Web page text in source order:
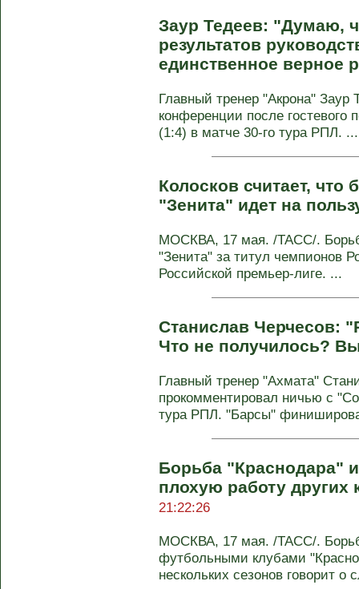
Заур Тедеев: "Думаю,
результатов
единственное верное
Главный тренер "Акрона" Заур
конференции после гостевого
(1:4) в матче 30-го тура РПЛ. ...
Колосков считает,
"Зенита" идет на
МОСКВА, 17 мая. /ТАСС/.
"Зенита" за титул чемпионов
Российской премьер-лиге. ...
Станислав Черчесов:
Что не получилось?
Главный тренер "Ахмата"
прокомментировал ничью с
тура РПЛ. "Барсы"
Борьба "Краснодара"
плохую работу
21:22:26
МОСКВА, 17 мая. /ТАСС/.
футбольными клубами
нескольких сезонов говорит о